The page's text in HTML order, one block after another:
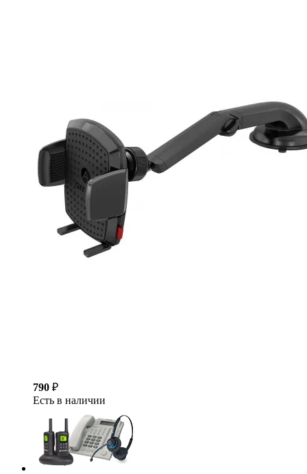
790 ₽
Есть в наличии